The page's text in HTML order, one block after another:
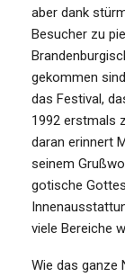
aber dank
Besucher zu
gekommen
das Festival,
1992 erstmals
daran erinnert
seinem
gotische
viele Bereiche
Wie das ganze